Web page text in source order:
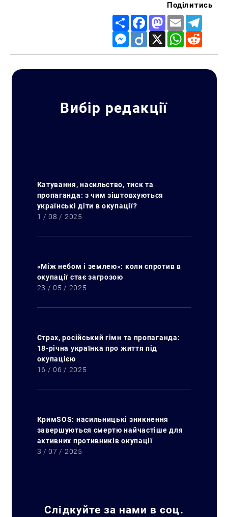
Поділитись
Share FacebookMastodon
Email
Messenger
Diigo X WhatsApp
Вибір редакції
Катування, насильство, тиск та
пропаганда: з чим зіштовхуються
українські діти в окупації?
1 / 08 / 2025
«Між небом і землею»: коли спротив в
окупації стає загрозою
23 / 05 / 2025
Страх, російський гімн та пропаганда:
18-річна українка про життя під
окупацією
16 / 06 / 2025
КримSOS: насильницькі зникнення
завершуються смертю найчастіше для
активних противників окупації
3 / 07 / 2025
Слідкуйте за нами в соц.